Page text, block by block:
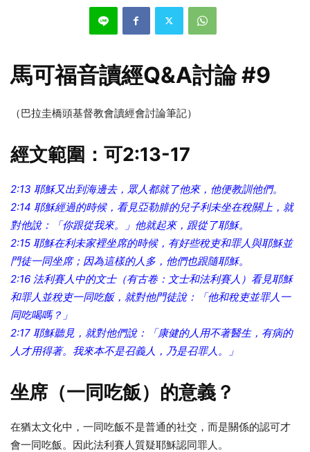
馬可福音讀經Q&A討論 #9
（巴拉圭橋頭基督教會讀經會討論筆記）
經文範圍：可2:13-17
2:13 耶穌又出到海邊去，眾人都就了他來，他便教訓他們。
2:14 耶穌經過的時候，看見亞勒腓的兒子利未坐在稅關上，就
對他說：「你跟從我來。」他就起來，跟從了耶穌。
2:15 耶穌在利未家裡坐席的時候，有好些稅吏和罪人與耶穌並
門徒一同坐席；因為這樣的人多，他們也跟隨耶穌。
2:16 法利賽人中的文士（有古卷：文士和法利賽人）看見耶穌
和罪人並稅吏一同吃飯，就對他門徒說：「他和稅吏並罪人一
同吃喝嗎？」
2:17 耶穌聽見，就對他們說：「康健的人用不著醫生，有病的
人才用得著。我來本不是召義人，乃是召罪人。」
坐席（一同吃飯）的意義？
在猶太文化中，一同吃飯不是普通的社交，而是關係的認可才
會一同吃飯。因此法利賽人質疑耶穌認同罪人。